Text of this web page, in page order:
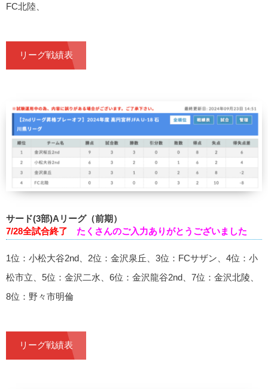
FC北陸、
リーグ戦績表
サード(3部)Aリーグ（前期）
7/28全試合終了 たくさんのご入力ありがとうございました
1位：小松大谷2nd、2位：金沢泉丘、3位：FCサザン、4位：小
松市立、5位：金沢二水、6位：金沢龍谷2nd、7位：金沢北陵、
8位：野々市明倫
リーグ戦績表